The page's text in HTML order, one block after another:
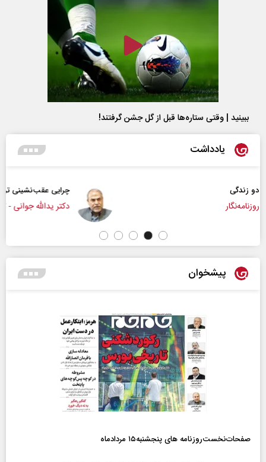
ببینید | وقتی ستاره‌ها قبل از گل جشن گرفتند!
یادداشت
چرایی عقب‌نشینی ترامپ؟
دکتر یدالله جوانی - تحلیلگر مسائل سیاسی
پیشخوان
صفحات‌نخست‌روزنامه ها‌ی پنجشنبه‌۱۵ مردادماه